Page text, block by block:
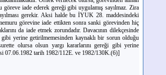
göreve iade ederek gereği gibi uygulamış sayılmaz. Zira
gerekir. Aksi halde bu İYUK 28. maddesindeki
görevine iade ettikten sonra sanki görevinden hiç
da iade etmek zorundadır. Davacının dilekçesinde
yerine getirilmemesinden kaynaklı bir sorun olduğu
olursa olsun yargı kararlarını gereği gibi yerine
07.06.1982 tarih 1982/112E. ve 1982/130K.(6)]